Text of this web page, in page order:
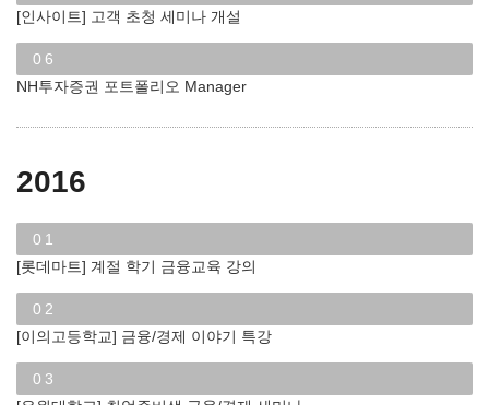
[인사이트] 고객 초청 세미나 개설
06
NH투자증권 포트폴리오 Manager
2016
01
[롯데마트] 계절 학기 금융교육 강의
02
[이의고등학교] 금융/경제 이야기 특강
03